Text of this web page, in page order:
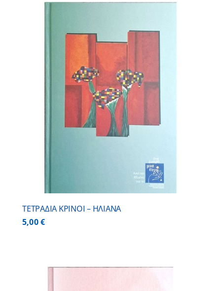
ΤΕΤΡΑΔΙΑ ΚΡΙΝΟΙ – ΗΛΙΑΝΑ
5,00€